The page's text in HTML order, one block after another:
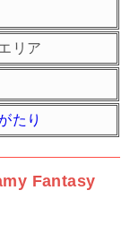
リア
たり
Fantasy